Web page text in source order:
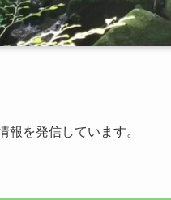
報を発信しています。